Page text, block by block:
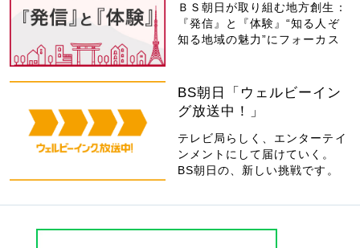
ＢＳ朝日が取り組む地方創生：
『発信』と『体験』“知る人ぞ
知る地域の魅力”にフォーカス
BS朝日「ウェルビーイン
グ放送中！」
テレビ局らしく、エンターテイ
ンメントにして届けていく。
BS朝日の、新しい挑戦です。